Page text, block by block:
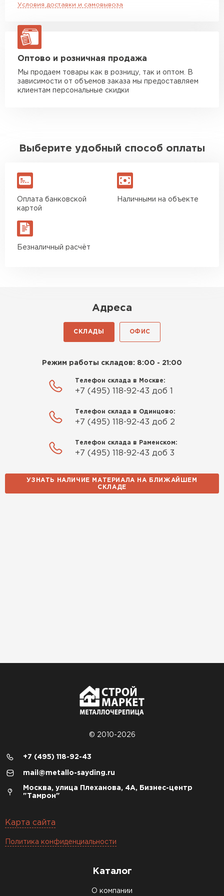
макс. длина груза 13,5 м
ЗАКАЗАТЬ С ДОСТАВКОЙ
Условия доставки и самовывоза
Оптово и розничная продажа
Мы продаем товары как в розницу, так и оптом. В
зависимости от объемов заказа мы предоставляем
клиентам персональные скидки
Выберите удобный способ оплаты
Оплата банковской
картой
Наличными на объекте
Безналичный расчёт
Адреса
СКЛАДЫ ОФИС
Режим работы складов: 8:00 - 21:00
Телефон склада в Москве:
+7 (495) 118-92-43 доб 1
Телефон склада в Одинцово:
+7 (495) 118-92-43 доб 2
Телефон склада в Раменском:
+7 (495) 118-92-43 доб 3
УЗНАТЬ НАЛИЧИЕ МАТЕРИАЛА НА БЛИЖАЙШЕМ
СКЛАДЕ
© 2010-2026
+7 (495) 118-92-43
mail@metallo-sayding.ru
Москва, улица Плеханова, 4А, Бизнес-центр
"Тамрон"
Карта сайта
Политика конфиденциальности
Каталог
О компании